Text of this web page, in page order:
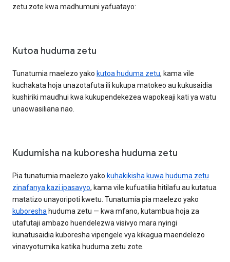
zetu zote kwa madhumuni yafuatayo:
Kutoa huduma zetu
Tunatumia maelezo yako kutoa huduma zetu, kama vile
kuchakata hoja unazotafuta ili kukupa matokeo au kukusaidia
kushiriki maudhui kwa kukupendekezea wapokeaji kati ya watu
unaowasiliana nao.
Kudumisha na kuboresha huduma zetu
Pia tunatumia maelezo yako kuhakikisha kuwa huduma zetu
zinafanya kazi ipasavyo, kama vile kufuatilia hitilafu au kutatua
matatizo unayoripoti kwetu. Tunatumia pia maelezo yako
kuboresha huduma zetu — kwa mfano, kutambua hoja za
utafutaji ambazo huendelezwa visivyo mara nyingi
kunatusaidia kuboresha vipengele vya kikagua maendelezo
vinavyotumika katika huduma zetu zote.